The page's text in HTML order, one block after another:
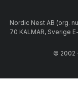
Nordic Nest AB (org.
70 KALMAR, Sverige
© 2002